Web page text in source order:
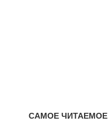
САМОЕ ЧИТАЕМОЕ